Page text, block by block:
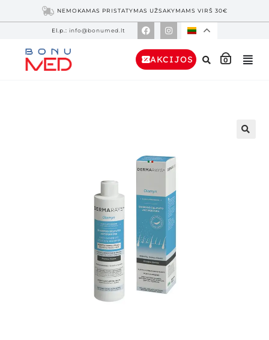
NEMOKAMAS PRISTATYMAS UŽSAKYMAMS VIRŠ 30€
El.p.: info@bonumed.lt
AKCIJOS 0